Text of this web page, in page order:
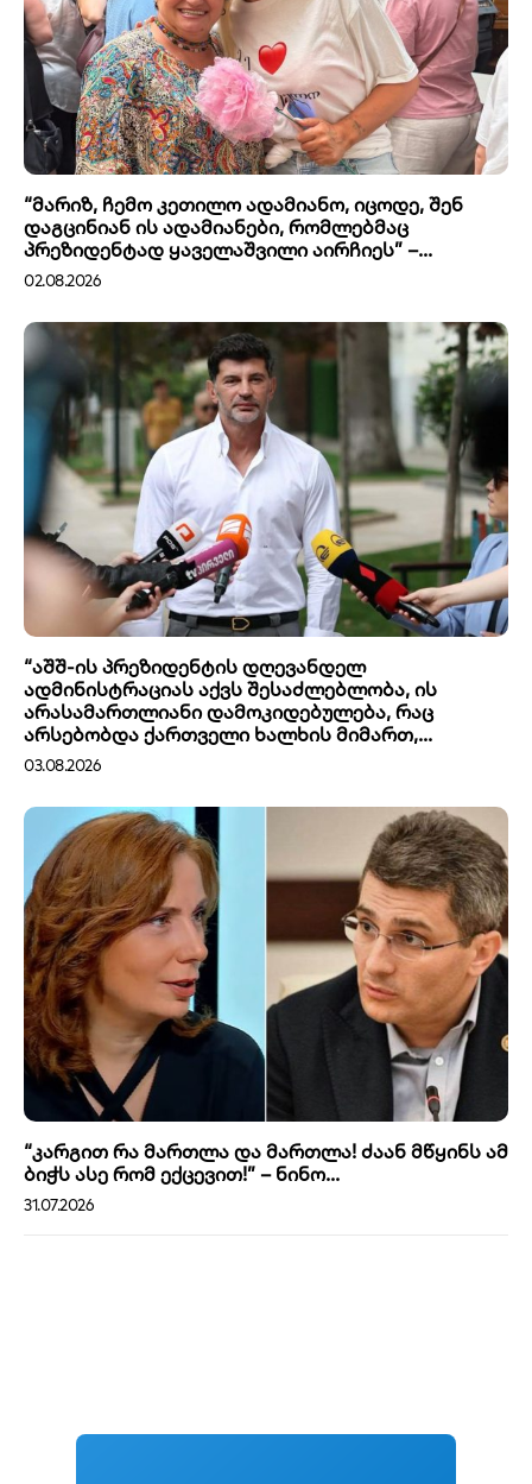
“მარიზ, ჩემო კეთილო ადამიანო, იცოდე, შენ
დაგცინიან ის ადამიანები, რომლებმაც
პრეზიდენტად ყაველაშვილი აირჩიეს” –...
02.08.2026
“აშშ-ის პრეზიდენტის დღევანდელ
ადმინისტრაციას აქვს შესაძლებლობა, ის
არასამართლიანი დამოკიდებულება, რაც
არსებობდა ქართველი ხალხის მიმართ,...
03.08.2026
“კარგით რა მართლა და მართლა! ძაან მწყინს ამ
ბიჭს ასე რომ ექცევით!” – ნინო...
31.07.2026